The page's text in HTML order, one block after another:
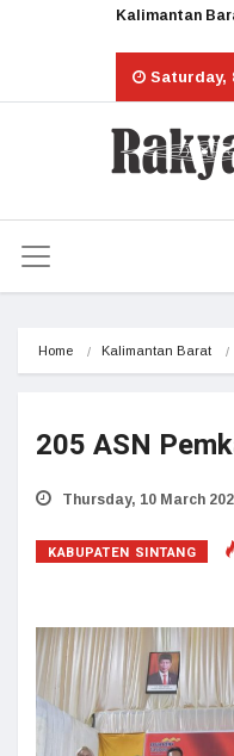
Kalimantan
Saturday,
Home Kalimantan Barat
205 ASN
Thursday, 10 March
KABUPATEN SINTANG